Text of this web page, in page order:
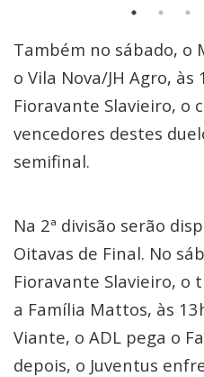
Também no sábado, o
o Vila Nova/JH Agro,
Fioravante Slavieiro, o
vencedores destes
semifinal.
Na 2ª divisão serão
Oitavas de Final. No
Fioravante Slavieiro, o
a Família Mattos, às
Viante, o ADL pega o
depois, o Juventus